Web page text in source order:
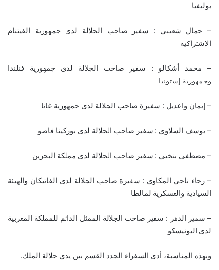
بوليفيا
– جمال شعيبي : سفير صاحب الجلالة لدى جمهورية الفيتنام
الإشتراكية
– محمد أشكالو : سفير صاحب الجلالة لدى جمهورية فنلندا
وجمهورية إستونيا
– إيمان واعديل : سفيرة صاحب الجلالة لدى جمهورية غانا
– يوسف السلاوي : سفير صاحب الجلالة لدى بوركينا فاصو
– مصطفى بنخيي : سفير صاحب الجلالة لدى مملكة البحرين
– رجاء ناجي المكاوي : سفيرة صاحب الجلالة لدى الفاتيكان والهيئة
السيادية والعسكرية لمالطا
– سمير الدهر : سفير صاحب الجلالة الممثل الدائم للمملكة المغربية
لدى اليونيسكو
وبهذه المناسبة، أدى السفراء الجدد القسم بين يدي جلالة الملك.